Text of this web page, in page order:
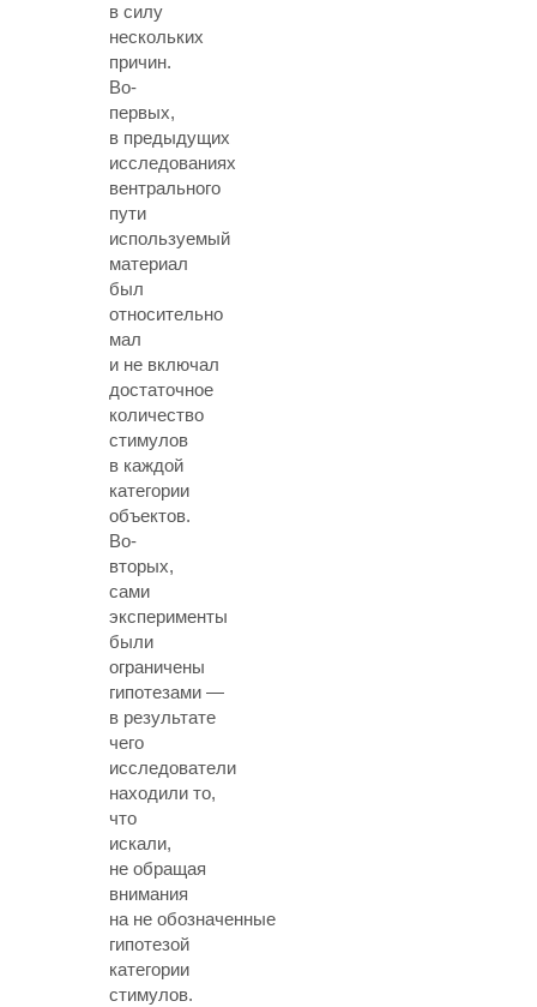
в силу
нескольких
причин.
Во-
первых,
в предыдущих
исследованиях
вентрального
пути
используемый
материал
был
относительно
мал
и не включал
достаточное
количество
стимулов
в каждой
категории
объектов.
Во-
вторых,
сами
эксперименты
были
ограничены
гипотезами —
в результате
чего
исследователи
находили то,
что
искали,
не обращая
внимания
на не обозначенные
гипотезой
категории
стимулов.